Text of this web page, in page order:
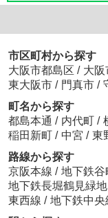
市区町村から探す
大阪市都島区 / 大阪
東大阪市 / 門真市 /
町名から探す
都島本通 / 内代町 /
稲田新町 / 中宮 / 東
路線から探す
京阪本線 / 地下鉄谷
地下鉄長堀鶴見緑地
東西線 / 地下鉄中央